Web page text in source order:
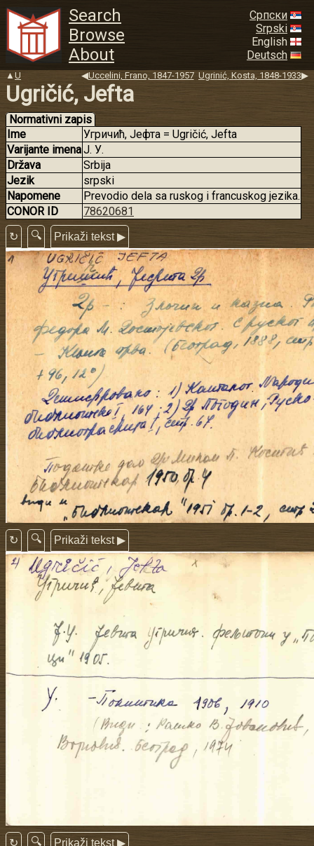
Search
Browse
About
Српски
Srpski
English
Deutsch
▲ U ◀Uccelini, Frano, 1847-1957 Ugrinić, Kosta, 1848-1933▶
Ugričić, Jefta
Normativni zapis
Ime
Угричић, Јефта = Ugričić, Jefta
Varijante imenaЈ. У.
Država
Srbija
Jezik
srpski
Napomene
Prevodio dela sa ruskog i francuskog jezika.
CONOR ID
78620681